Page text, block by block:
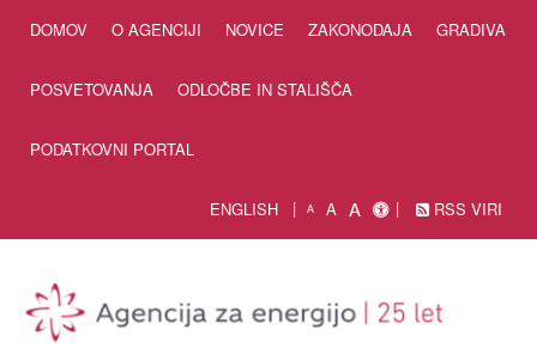
DOMOV O AGENCIJI NOVICE ZAKONODAJA GRADIVA
POSVETOVANJA ODLOČBE IN STALIŠČA
PODATKOVNI PORTAL
ENGLISH A A A RSS VIRI